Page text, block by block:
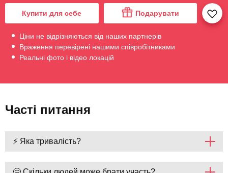
Купити для себе Подарувати
Ціни не відрізняються від наших партнерів
Враження перевірені нашими співробітниками
Реальні фото і відео локацій
Часті питання
⚡ Яка тривалість?